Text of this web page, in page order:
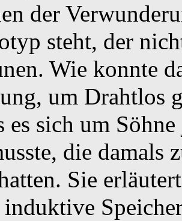
der
steht, der
Wie konnte
um Drahtlos
es sich um
die damals
Sie
induktive